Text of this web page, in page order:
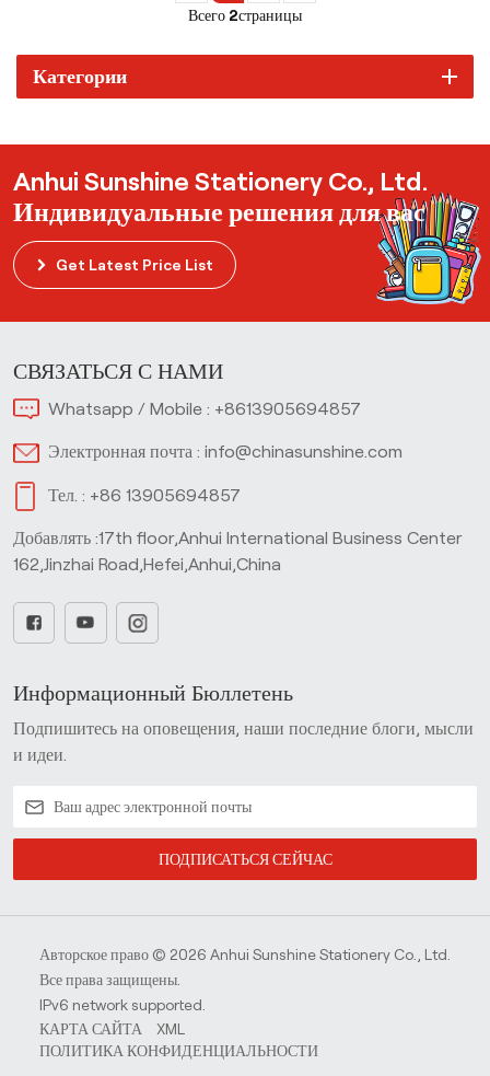
Всего 2страницы
Категории
Anhui Sunshine Stationery Co., Ltd.
Индивидуальные решения для вас
Get Latest Price List
СВЯЗАТЬСЯ С НАМИ
Whatsapp / Mobile : +8613905694857
Электронная почта : info@chinasunshine.com
Тел. : +86 13905694857
Добавлять :17th floor,Anhui International Business Center
162,Jinzhai Road,Hefei,Anhui,China
Информационный Бюллетень
Подпишитесь на оповещения, наши последние блоги, мысли
и идеи.
ПОДПИСАТЬСЯ СЕЙЧАС
Авторское право © 2026 Anhui Sunshine Stationery Co., Ltd.
Все права защищены.
IPv6 network supported.
КАРТА САЙТА
XML
ПОЛИТИКА КОНФИДЕНЦИАЛЬНОСТИ